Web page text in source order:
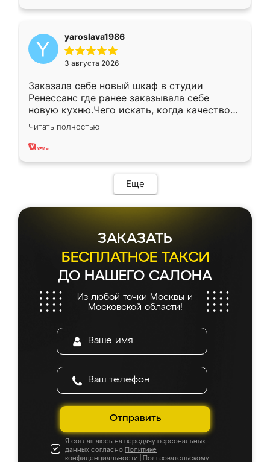
yaroslava1986
3 августа 2026
Заказала себе новый шкаф в студии
Ренессанс где ранее заказывала себе
новую кухню.Чего искать, когда качеством
вполне довольна. Служит кухня уже почти
два года, нареканий нет.
Читать полностью
Еще
ЗАКАЗАТЬ
БЕСПЛАТНОЕ ТАКСИ
ДО НАШЕГО САЛОНА
Из любой точки Москвы и
Московской области!
Отправить
Я соглашаюсь на передачу персональных
данных согласно Политике
конфиденциальности
Пользовательскому